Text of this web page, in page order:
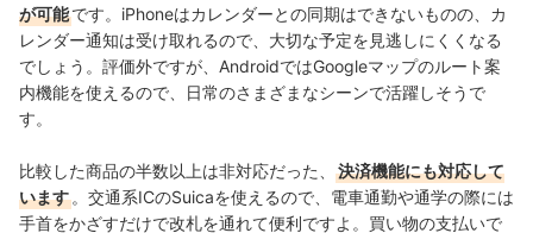
が可能です。iPhoneはカレンダーとの同期はできないものの、カ
レンダー通知は受け取れるので、大切な予定を見逃しにくくなる
でしょう。評価外ですが、AndroidではGoogleマップのルート案
内機能を使えるので、日常のさまざまなシーンで活躍しそうで
す。
比較した商品の半数以上は非対応だった、
決済機能にも対応して
います 。交通系ICのSuicaを使えるので、電車通勤や通学の際には
手首をかざすだけで改札を通れて便利ですよ。買い物の支払いで